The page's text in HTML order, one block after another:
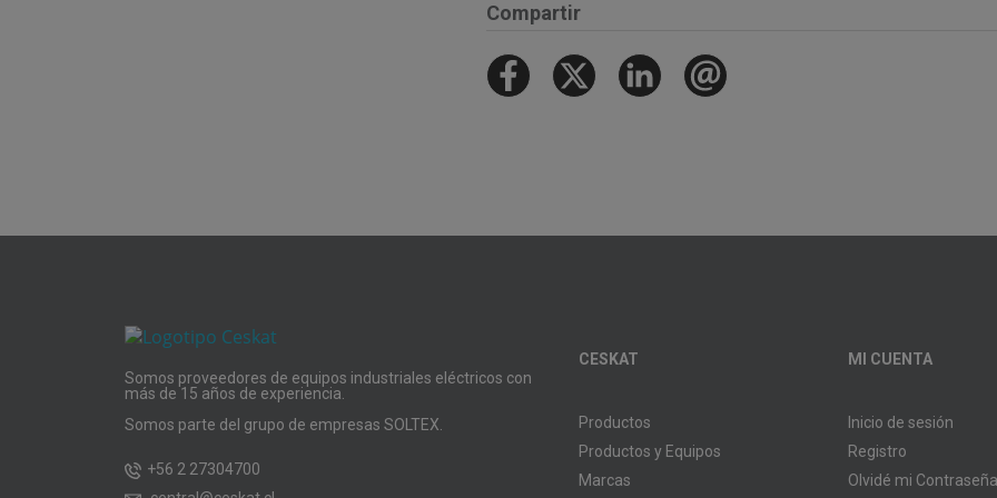
Compartir
Somos proveedores de equipos industriales eléctricos con
más de 15 años de experiencia.
Somos parte del grupo de empresas SOLTEX.
+56 2 27304700
CESKAT
Productos
Productos y Equipos
Marcas
MI CUENTA
Inicio de sesión
Registro
Olvidé mi Contraseña